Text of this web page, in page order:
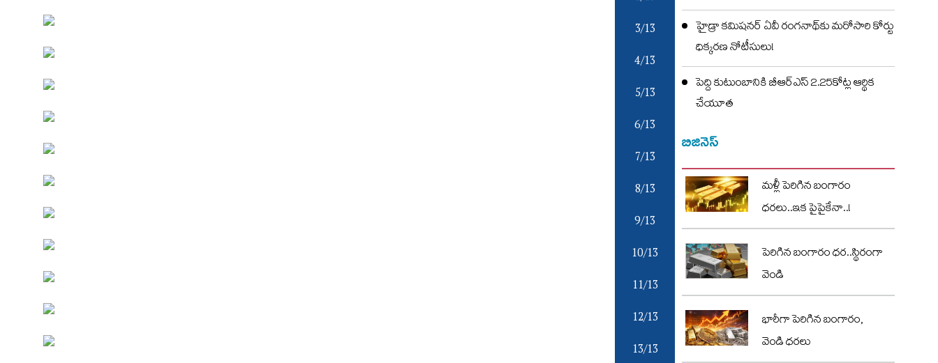
3/13
4/13
5/13
6/13
7/13
8/13
9/13
10/13
11/13
12/13
13/13
హైడ్రా కమిషనర్ ఏవీ రంగనాథ్‌కు మరోసారి కోర్టు
ధిక్కరణ నోటీసులు!
పెద్ది కుటుంబానికి బీఆర్ఎస్ 2.25కోట్ల ఆర్థిక
చేయూత
బిజినెస్
మళ్లీ పెరిగిన బంగారం
ధరలు..ఇక పైపైకేనా..!
పెరిగిన బంగారం ధర..స్థిరంగా
వెండి
భారీగా పెరిగిన బంగారం,
వెండి ధరలు